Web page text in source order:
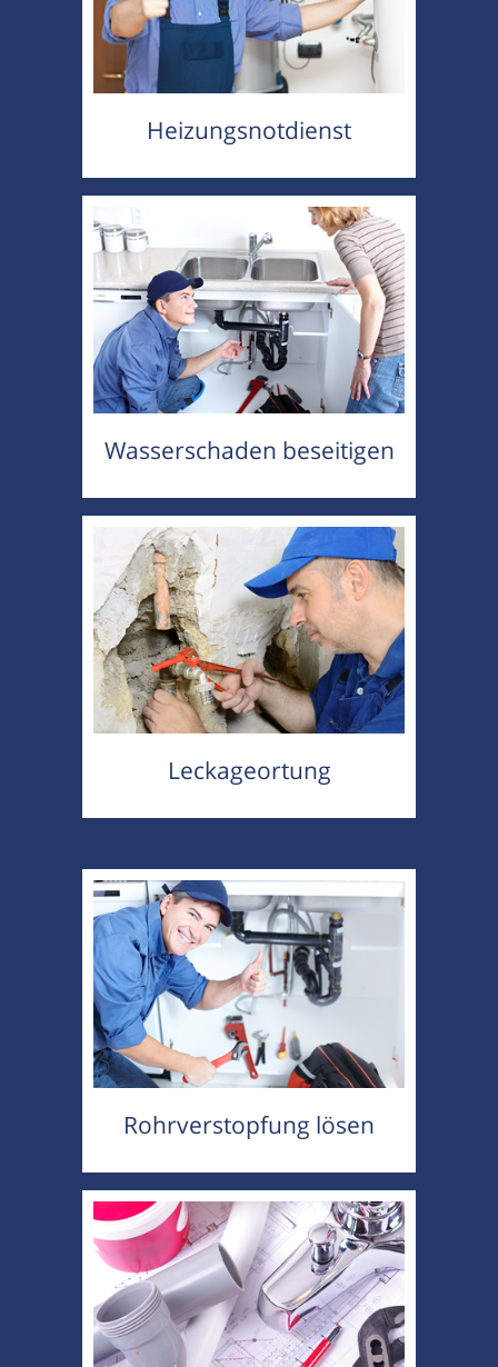
Heizungsnotdienst
Wasserschaden beseitigen
Leckageortung
Rohrverstopfung lösen